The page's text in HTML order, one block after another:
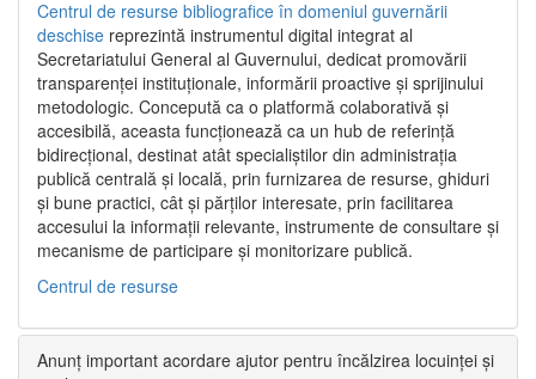
Centrul de resurse bibliografice în domeniul guvernării
deschise reprezintă instrumentul digital integrat al
Secretariatului General al Guvernului, dedicat promovării
transparenței instituționale, informării proactive și sprijinului
metodologic. Concepută ca o platformă colaborativă și
accesibilă, aceasta funcționează ca un hub de referință
bidirecțional, destinat atât specialiștilor din administrația
publică centrală și locală, prin furnizarea de resurse, ghiduri
și bune practici, cât și părților interesate, prin facilitarea
accesului la informații relevante, instrumente de consultare și
mecanisme de participare și monitorizare publică.
Centrul de resurse
Anunț important acordare ajutor pentru încălzirea locuinței și